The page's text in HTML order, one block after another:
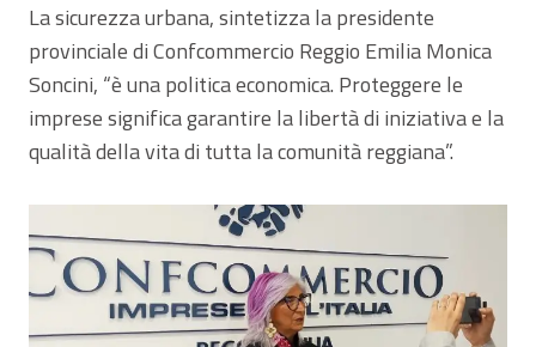
La sicurezza urbana, sintetizza la presidente
provinciale di Confcommercio Reggio Emilia Monica
Soncini, “è una politica economica. Proteggere le
imprese significa garantire la libertà di iniziativa e la
qualità della vita di tutta la comunità reggiana”.